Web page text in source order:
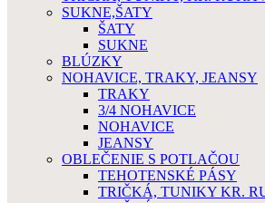
SUKNE,ŠATY
ŠATY
SUKNE
BLÚZKY
NOHAVICE, TRAKY, JEANSY
TRAKY
3/4 NOHAVICE
NOHAVICE
JEANSY
OBLEČENIE S POTLAČOU
TEHOTENSKÉ PÁSY
TRIČKÁ, TUNIKY KR.